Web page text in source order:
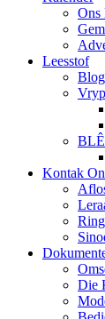
Ons
Leesstof
Kontak
Die